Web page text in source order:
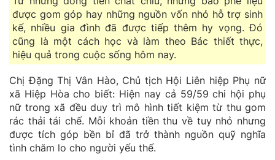
được gom góp hay những nguồn vốn nhỏ hỗ trợ sinh
kế, nhiều gia đình đã được tiếp thêm hy vọng. Đó
cũng là một cách học và làm theo Bác thiết thực,
hiệu quả trong cuộc sống hôm nay.
Chị Đặng Thị Vân Hào, Chủ tịch Hội Liên hiệp Phụ nữ
xã Hiệp Hòa cho biết: Hiện nay cả 59/59 chi hội phụ
nữ trong xã đều duy trì mô hình tiết kiệm từ thu gom
rác thải tái chế. Mỗi khoản tiền thu về tuy nhỏ nhưng
được tích góp bền bỉ đã trở thành nguồn quỹ nghĩa
tình chăm lo cho người yếu thế.